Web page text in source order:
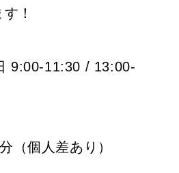
！
9:00-11:30 / 13:00-
（個人差あり）